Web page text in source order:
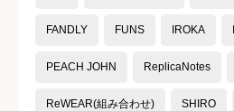
星の数をお選びください 
FANDLY FUNS IROKA
PEACH JOHN ReplicaNotes
ReWEAR(組み合わせ) SHIRO